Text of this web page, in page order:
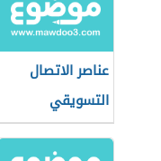
عناصر الاتصال
التسويقي